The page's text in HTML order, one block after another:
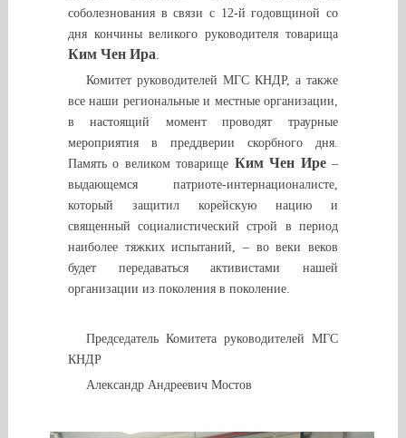
соболезнования в связи с 12-й годовщиной со
дня кончины великого руководителя товарища
Ким Чен Ира
Комитет руководителей МГС КНДР, а также
все наши региональные и местные организации,
в настоящий момент проводят траурные
мероприятия в преддверии скорбного дня.
Память о великом товарище Ким Чен Ире–
выдающемся патриоте-интернационалисте,
который защитил корейскую нацию и
священный социалистический строй в период
наиболее тяжких испытаний, – во веки веков
будет передаваться активистами нашей
организации из поколения в поколение.
Председатель Комитета руководителей МГС
КНДР
Александр Андреевич Мостов